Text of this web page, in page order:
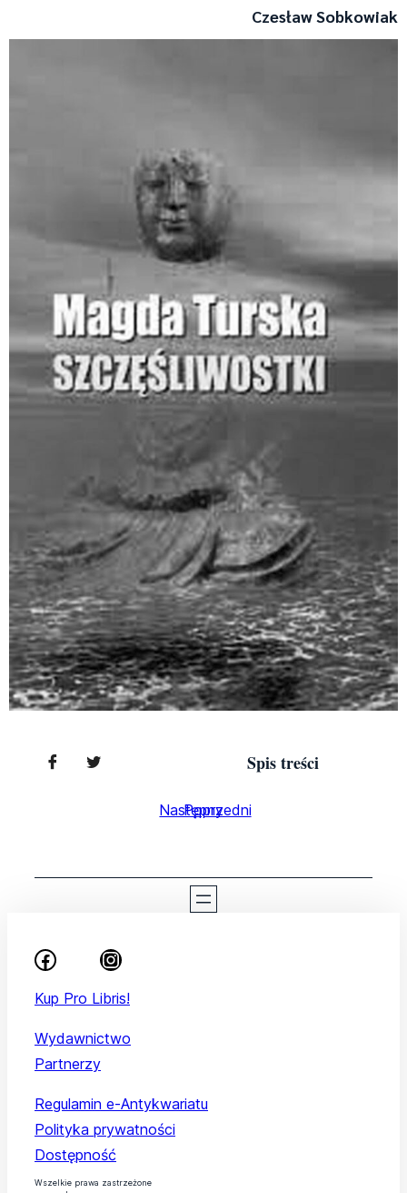
Czesław Sobkowiak
Spis treści
Poprzedni
Następny
Kup Pro Libris!
Wydawnictwo
Partnerzy
Regulamin e-Antykwariatu
Polityka prywatności
Dostępność
Wszelkie prawa zastrzeżone